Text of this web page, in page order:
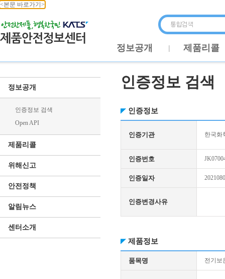
<본문 바로가기>
정보공개 제품리콜
정보공개
인증정보 검색
Open API
제품리콜
위해신고
안전정책
알림뉴스
센터소개
인증정보 검색
인증정보
인증기관 한국화
인증번호
인증일자
인증변경사유
제품정보
품목명 전기보